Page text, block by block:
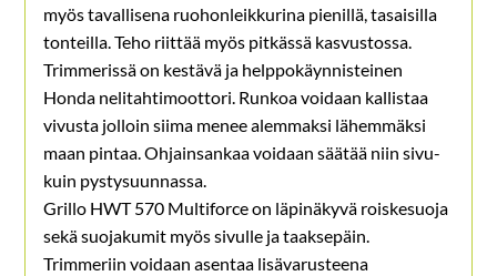
myös tavallisena ruohonleikkurina pienillä, tasaisilla
tonteilla. Teho riittää myös pitkässä kasvustossa.
Trimmerissä on kestävä ja helppokäynnisteinen
Honda nelitahtimoottori. Runkoa voidaan kallistaa
vivusta jolloin siima menee alemmaksi lähemmäksi
maan pintaa. Ohjainsankaa voidaan säätää niin sivu-
kuin pystysuunnassa.
Grillo HWT 570 Multiforce on läpinäkyvä roiskesuoja
sekä suojakumit myös sivulle ja taaksepäin.
Trimmeriin voidaan asentaa lisävarusteena